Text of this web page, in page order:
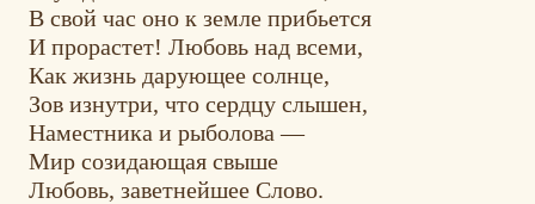
В свой час оно к земле прибьется
И прорастет! Любовь над всеми,
Как жизнь дарующее солнце,
Зов изнутри, что сердцу слышен,
Наместника и рыболова —
Мир созидающая свыше
Любовь, заветнейшее Слово.